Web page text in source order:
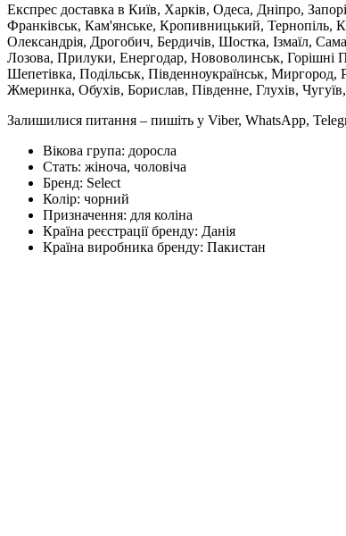
Експрес доставка в Київ, Харків, Одеса, Дніпро,
Франківськ, Кам'янське, Кропивницький, Тернопіль,
Олександрія, Дрогобич, Бердичів, Шостка, Ізмаїл,
Лозова, Прилуки, Енергодар, Нововолинськ, Горішні
Шепетівка, Подільськ, Південноукраїнськ,
Жмеринка, Обухів, Борислав, Південне, Глухів,
Залишилися питання – пишіть у Viber, WhatsApp,
Вікова група: доросла
Стать: жіноча, чоловіча
Бренд: Select
Колір: чорний
Призначення: для коліна
Країна реєстрації бренду: Данія
Країна виробника бренду: Пакистан